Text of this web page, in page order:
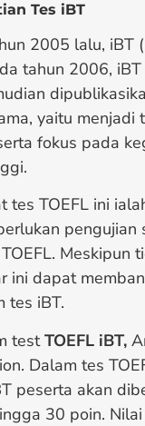
Tes iBT
2005 lalu, iBT
tahun 2006,
yaitu
fokus pada
tes TOEFL ini
pengujian
Meskipun
ini dapat
tes iBT.
testTOEFL iBT,
Dalam tes
peserta akan
30 poin.